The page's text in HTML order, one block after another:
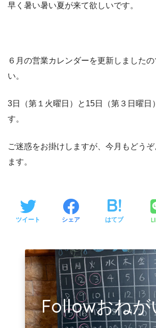
早く暑い暑い夏が来て欲しいです。
６月の営業カレンダーを更新しました
い。
3日（第１火曜日）と15日（第３日曜日
す。
ご迷惑をお掛けしますが、今月もどう
ます。
ツイート シェア はてブ
Followおねが